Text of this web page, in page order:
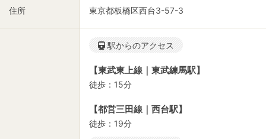
住所 東京都板橋区西台3-57-3
駅からのアクセス
【東武東上線｜東武練馬駅】
徒歩：15分
【都営三田線｜西台駅】
徒歩：19分